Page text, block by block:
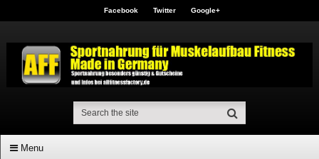
Facebook Twitter Google+
Menu